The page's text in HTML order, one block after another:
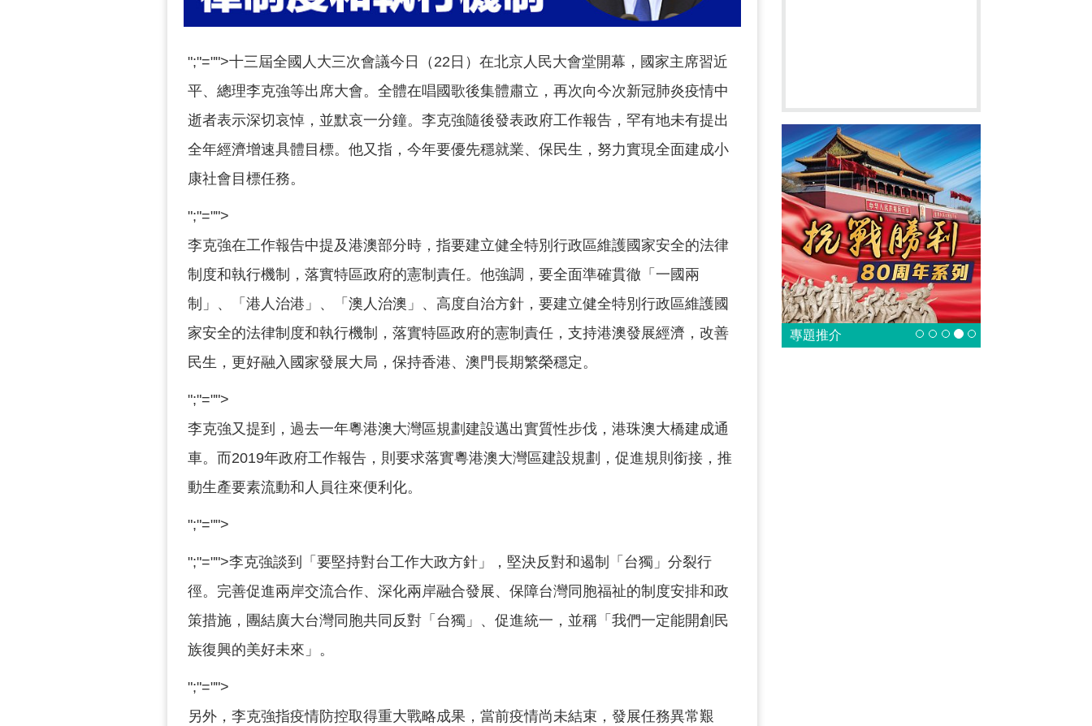
";"="">十三屆全國人大三次會議今日（22日）在北京人民大會堂開幕，國家主席習近
平、總理李克強等出席大會。全體在唱國歌後集體肅立，再次向今次新冠肺炎疫情中
逝者表示深切哀悼，並默哀一分鐘。李克強隨後發表政府工作報告，罕有地未有提出
全年經濟增速具體目標。他又指，今年要優先穩就業、保民生，努力實現全面建成小
康社會目標任務。
";"="">
李克強在工作報告中提及港澳部分時，指要建立健全特別行政區維護國家安全的法律
制度和執行機制，落實特區政府的憲制責任。他強調，要全面準確貫徹「一國兩
制」、「港人治港」、「澳人治澳」、高度自治方針，要建立健全特別行政區維護國
家安全的法律制度和執行機制，落實特區政府的憲制責任，支持港澳發展經濟，改善
民生，更好融入國家發展大局，保持香港、澳門長期繁榮穩定。
";"="">
李克強又提到，過去一年粵港澳大灣區規劃建設邁出實質性步伐，港珠澳大橋建成通
車。而2019年政府工作報告，則要求落實粵港澳大灣區建設規劃，促進規則銜接，推
動生產要素流動和人員往來便利化。
";"="">
";"="">李克強談到「要堅持對台工作大政方針」，堅決反對和遏制「台獨」分裂行
徑。完善促進兩岸交流合作、深化兩岸融合發展、保障台灣同胞福祉的制度安排和政
策措施，團結廣大台灣同胞共同反對「台獨」、促進統一，並稱「我們一定能開創民
族復興的美好未來」。
";"="">
另外，李克強指疫情防控取得重大戰略成果，當前疫情尚未結束，發展任務異常艱
專題推介